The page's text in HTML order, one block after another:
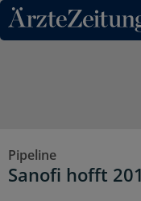
Direkt zum
Pipeline
Sanofi hofft